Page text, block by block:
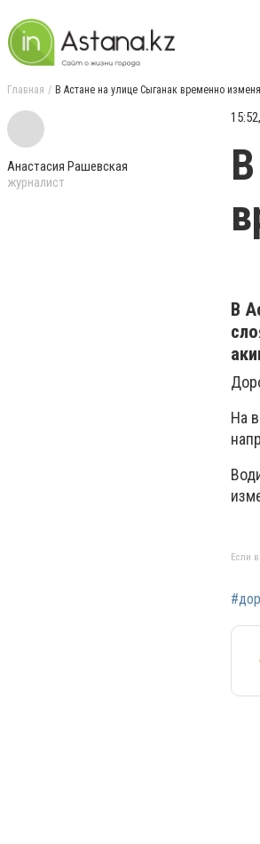
Главная В Астане на улице Сыганак временно
Анастасия Рашевская
журналист
В
На
Если